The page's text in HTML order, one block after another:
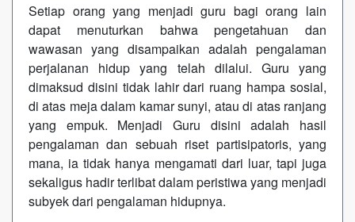
Setiap orang yang menjadi guru bagi orang lain
dapat menuturkan bahwa pengetahuan dan
wawasan yang disampaikan adalah pengalaman
perjalanan hidup yang telah dilalui. Guru yang
dimaksud disini tidak lahir dari ruang hampa sosial,
di atas meja dalam kamar sunyi, atau di atas ranjang
yang empuk. Menjadi Guru disini adalah hasil
pengalaman dan sebuah riset partisipatoris, yang
mana, ia tidak hanya mengamati dari luar, tapi juga
sekaligus hadir terlibat dalam peristiwa yang menjadi
subyek dari pengalaman hidupnya.